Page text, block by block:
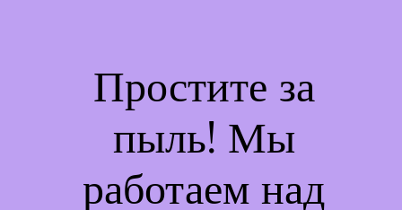
Простите за
пыль! Мы
работаем над